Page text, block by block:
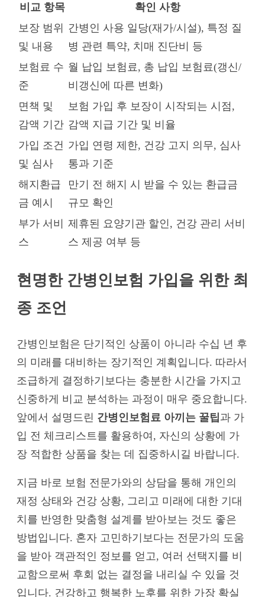
비교 항목
확인 사항
보장 범위
및 내용
간병인 사용 일당(재가/시설), 특정 질
병 관련 특약, 치매 진단비 등
보험료 수
준
월 납입 보험료, 총 납입 보험료(갱신/
비갱신에 따른 변화)
면책 및
감액 기간
보험 가입 후 보장이 시작되는 시점,
감액 지급 기간 및 비율
가입 조건
및 심사
가입 연령 제한, 건강 고지 의무, 심사
통과 기준
해지환급
금 예시
만기 전 해지 시 받을 수 있는 환급금
규모 확인
부가 서비
스
제휴된 요양기관 할인, 건강 관리 서비
스 제공 여부 등
현명한 간병인보험 가입을 위한 최
종 조언
간병인보험은 단기적인 상품이 아니라 수십 년 후
의 미래를 대비하는 장기적인 계획입니다. 따라서
조급하게 결정하기보다는 충분한 시간을 가지고
신중하게 비교 분석하는 과정이 매우 중요합니다.
앞에서 설명드린 간병인보험료 아끼는 꿀팁과 가
입 전 체크리스트를 활용하여, 자신의 상황에 가
장 적합한 상품을 찾는 데 집중하시길 바랍니다.
지금 바로 보험 전문가와의 상담을 통해 개인의
재정 상태와 건강 상황, 그리고 미래에 대한 기대
치를 반영한 맞춤형 설계를 받아보는 것도 좋은
방법입니다. 혼자 고민하기보다는 전문가의 도움
을 받아 객관적인 정보를 얻고, 여러 선택지를 비
교함으로써 후회 없는 결정을 내리실 수 있을 것
입니다. 건강하고 행복한 노후를 위한 가장 확실